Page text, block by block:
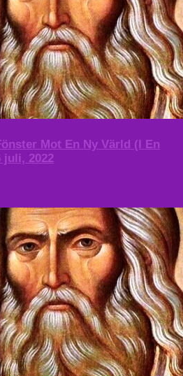
Mot En Ny Värld (I En
juli, 2022